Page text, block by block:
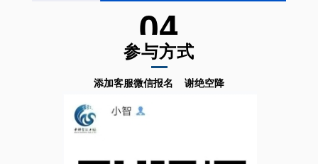
04
参与方式
添加客服微信报名 谢绝空降